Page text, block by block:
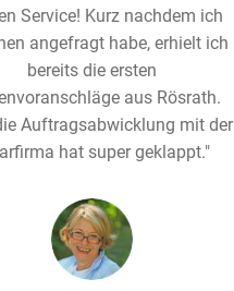
Service! Kurz nachdem ich
angefragt habe, erhielt ich
bereits die ersten
aus Rösrath.
Auftragsabwicklung mit der
hat super geklappt."